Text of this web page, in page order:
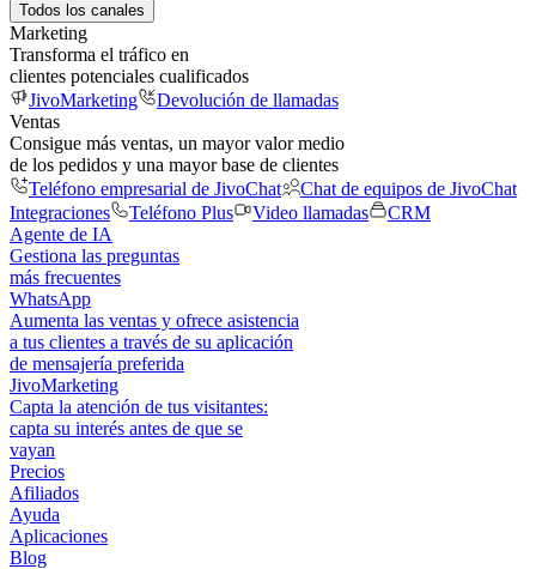
Todos los canales
Marketing
Transforma el tráfico en
clientes potenciales cualificados
JivoMarketing
Devolución de llamadas
Ventas
Consigue más ventas, un mayor valor medio
de los pedidos y una mayor base de clientes
Teléfono empresarial de JivoChat
Chat de equipos de JivoChat
Integraciones
Teléfono Plus Video llamadas
CRM
Agente de IA
Gestiona las preguntas
más frecuentes
WhatsApp
Aumenta las ventas y ofrece asistencia
a tus clientes a través de su aplicación
de mensajería preferida
JivoMarketing
Capta la atención de tus visitantes:
capta su interés antes de que se
vayan
Precios
Afiliados
Ayuda
Aplicaciones
Blog